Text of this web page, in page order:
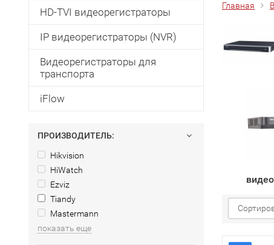
HD-TVI видеорегистраторы
IP видеорегистраторы (NVR)
Видеорегистраторы для
транспорта
iFlow
ПРОИЗВОДИТЕЛЬ:
Hikvision
HiWatch
Ezviz
Tiandy
Mastermann
показать еще
Главная